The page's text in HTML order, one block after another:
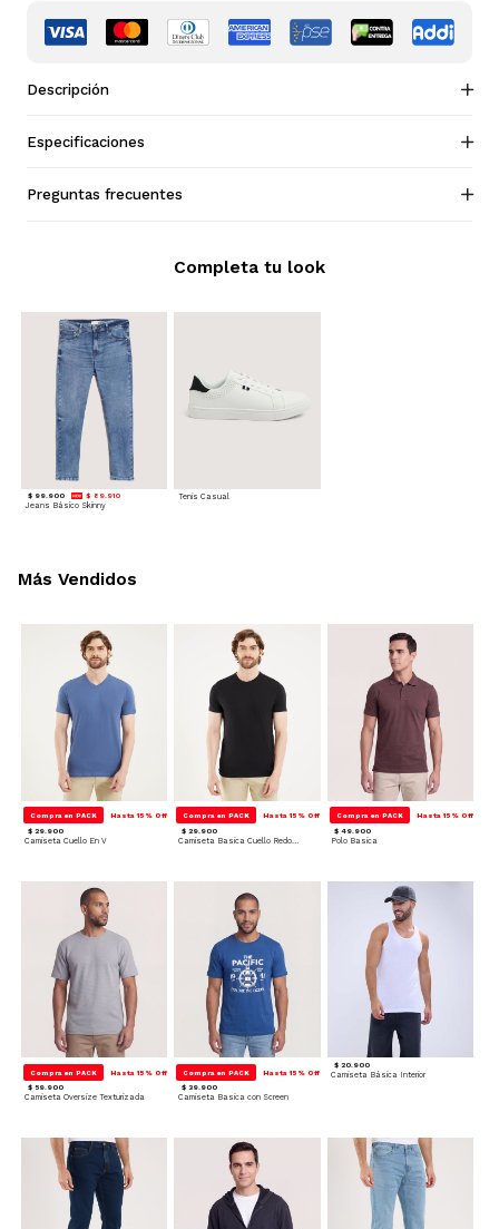
Descripción
Especificaciones
Preguntas frecuentes
$ 99.900 $ 89.910
Jeans Básico Skinny
Tenis Casual
Completa tu look
Compra en PACK Hasta 15% Off
$ 29.900
Camiseta Cuello En V
Compra en PACK Hasta 15% Off
$ 29.900
Camiseta Basica Cuello Redondo
Compra en PACK Hasta 15% Off
$ 49.900
Polo Basica
Compra en PACK Hasta 15% Off
$ 59.900
Camiseta Oversize Texturizada
Compra en PACK Hasta 15% Off
$ 39.900
Camiseta Basica con Screen
$ 20.900
Camiseta Básica Interior
Más Vendidos